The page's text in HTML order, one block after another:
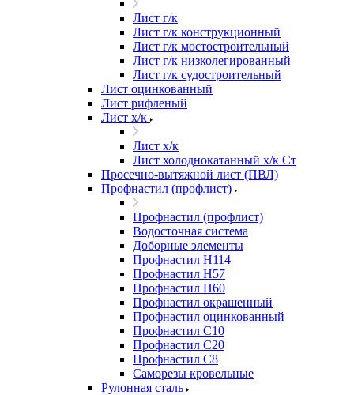
Лист г/к
Лист г/к конструкционный
Лист г/к мостостроительный
Лист г/к низколегированный
Лист г/к судостроительный
Лист оцинкованный
Лист рифленый
Лист х/к
Лист х/к
Лист холоднокатанный х/к Ст
Просечно-вытяжной лист (ПВЛ)
Профнастил (профлист)
Профнастил (профлист)
Водосточная система
Доборные элементы
Профнастил Н114
Профнастил Н57
Профнастил Н60
Профнастил окрашенный
Профнастил оцинкованный
Профнастил С10
Профнастил С20
Профнастил С8
Саморезы кровельные
Рулонная сталь